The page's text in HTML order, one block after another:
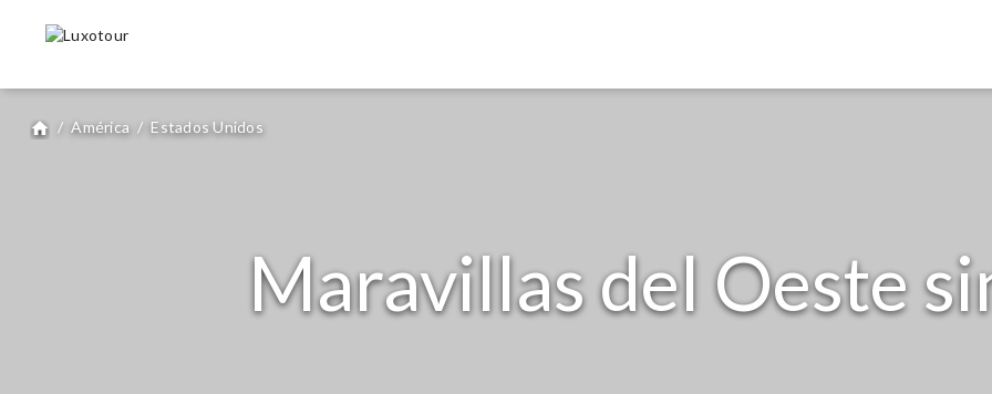
home / América / Estados Unidos
Maravillas del Oeste